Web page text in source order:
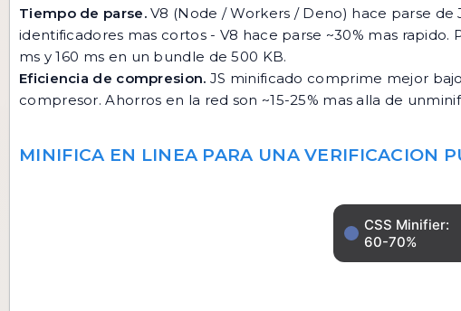
Tiempo de parse.V8 (Node / Workers / Deno) hace parse de
identificadores mas cortos - V8 hace parse ~30% mas
ms y 160 ms en un bundle de 500 KB.
Eficiencia de compresion. JS minificado comprime mejor
compresor. Ahorros en la red son ~15-25% mas alla de
MINIFICA EN LINEA PARA UNA VERIFICACION